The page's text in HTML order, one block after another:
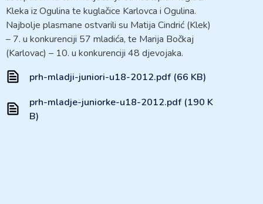
Kleka iz Ogulina te kuglačice Karlovca i Ogulina.
Najbolje plasmane ostvarili su Matija Cindrić (Klek)
– 7. u konkurenciji 57 mladića, te Marija Bočkaj
(Karlovac) – 10. u konkurenciji 48 djevojaka.
prh-mladji-juniori-u18-2012.pdf (66 KB)
prh-mladje-juniorke-u18-2012.pdf (190 K
B)